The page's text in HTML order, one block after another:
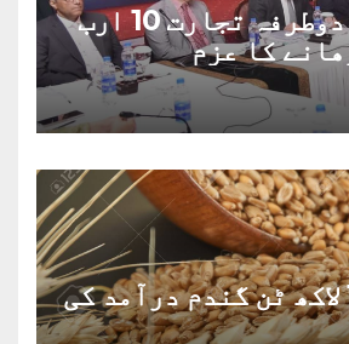
پاک ایران دوطرفہ تجارت 10 ارب
کا عزم
وفاق کی 10 لاکھ ٹن گندم درآمد کی